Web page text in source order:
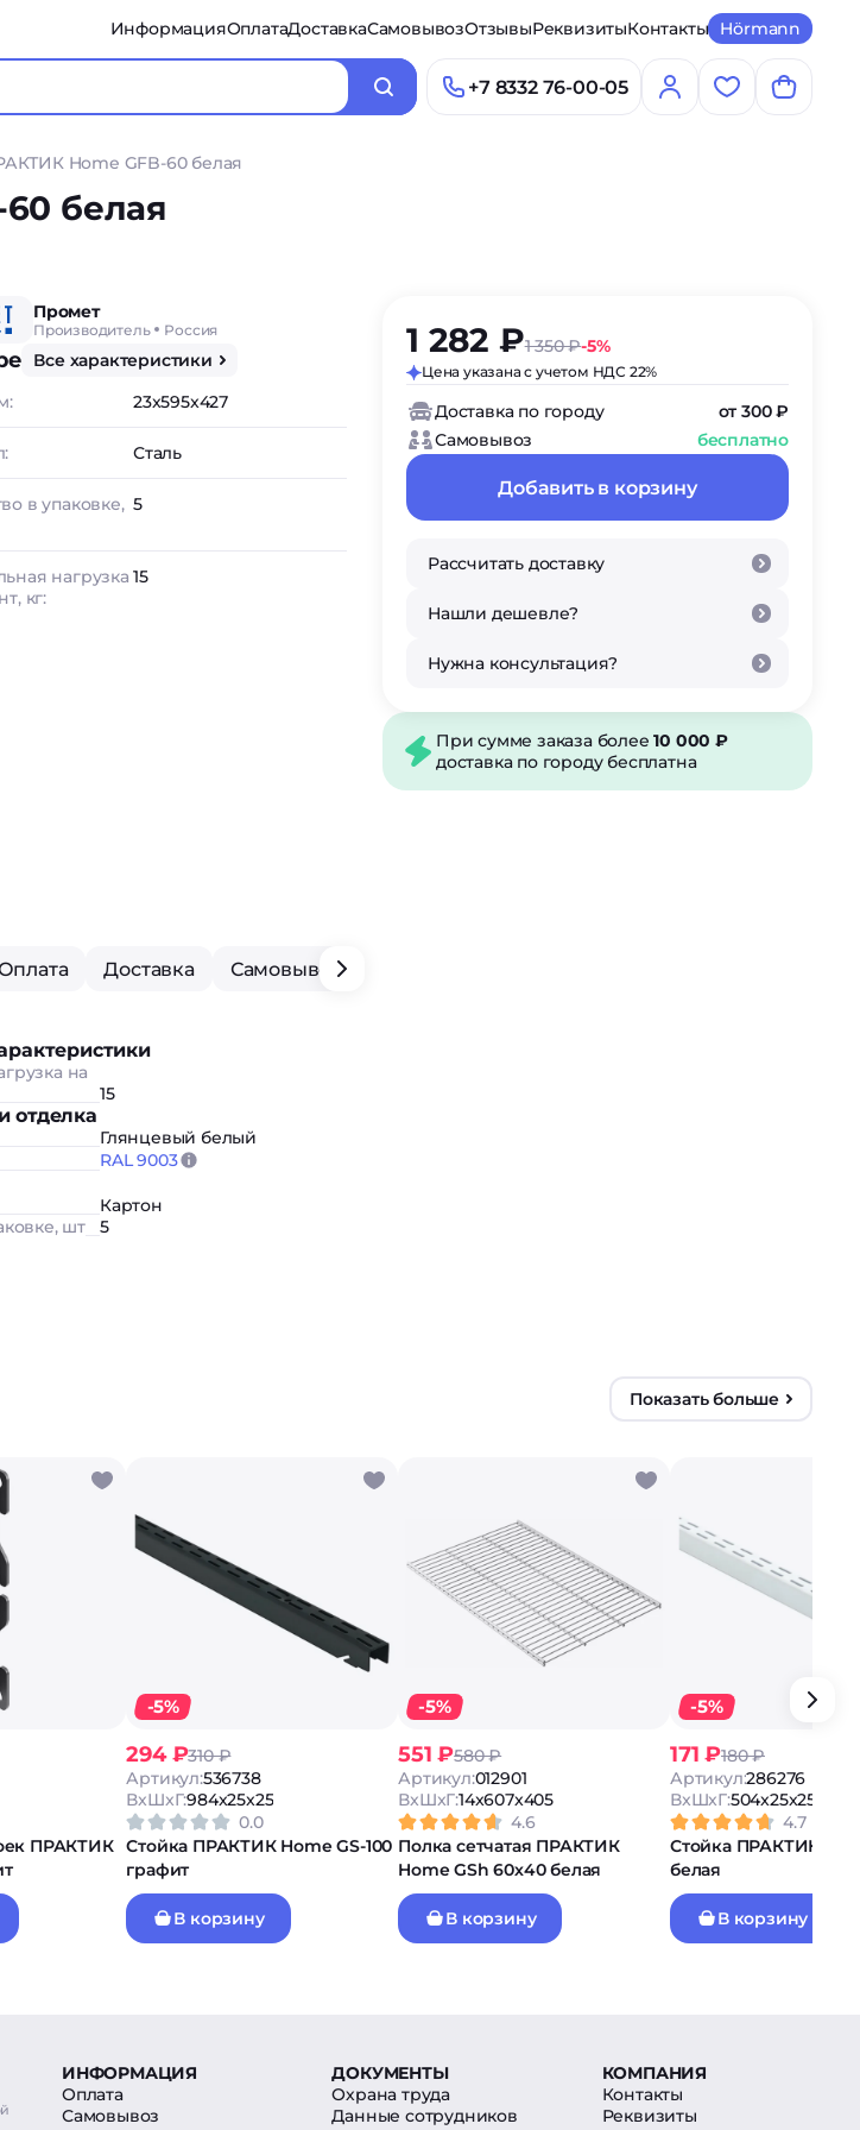
ИнформацияОплатаДоставкаСамовывозОтзывыРеквизитыКонтакты Hörmann
+7 8332 76-00-05
Home GFB-60 белая
белая
Промет
Производитель Россия
Все характеристики
23x595x427
Сталь
в упаковке, 5
нагрузка
кг:
15
Доставка Самовывоз
на
15
отделка
Глянцевый белый
RAL 9003
Картон
шт
5
1 282 ₽1 350 ₽-5%
Цена указана с учетом НДС 22%
Доставка по городу
от 300 ₽
Самовывоз
бесплатно
Добавить в корзину
Рассчитать доставку
Нашли дешевле?
Нужна консультация?
При сумме заказа более10 000 ₽
доставка по городу бесплатна
Показать больше
ПРАКТИК
-5%
294 ₽310 ₽
Артикул:536738
ВxШxГ:984x25x25
0.0
Стойка ПРАКТИК Home GS-100
графит
В корзину
-5%
551 ₽580 ₽
Артикул:012901
ВxШxГ:14x607x405
4.6
Полка сетчатая ПРАКТИК
Home GSh 60х40 белая
В корзину
-5%
171 ₽180 ₽
Артикул:286276
ВxШxГ:504x25x25
4.7
Стойка ПРАКТИК
белая
В корзину
ИНФОРМАЦИЯ
Оплата
Самовывоз
ДОКУМЕНТЫ
Охрана труда
Данные сотрудников
КОМПАНИЯ
Контакты
Реквизиты